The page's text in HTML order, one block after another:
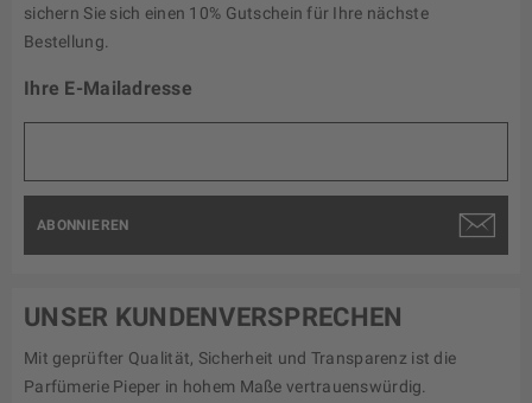
sichern Sie sich einen 10% Gutschein für Ihre nächste
Bestellung.
Ihre E-Mailadresse
ABONNIEREN
UNSER KUNDENVERSPRECHEN
Mit geprüfter Qualität, Sicherheit und Transparenz ist die
Parfümerie Pieper in hohem Maße vertrauenswürdig.